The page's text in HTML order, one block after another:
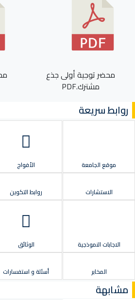
محضر توجية أولى جذع
مشترك.PDF
روابط سريعة
موقع الجامعة الأفواج
الاستشارات روابط التكوين
الاجابات النموذجية الوثائق
المخابر أسئلة و استفسارات
مشابهة